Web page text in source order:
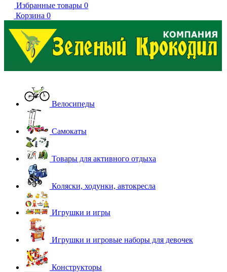
Избранные товары 0
Корзина 0
Велосипеды
Самокаты
Товары для активного отдыха
Коляски, ходунки, автокресла
Игрушки и игры
Игрушки и игровые наборы для девочек
Конструкторы